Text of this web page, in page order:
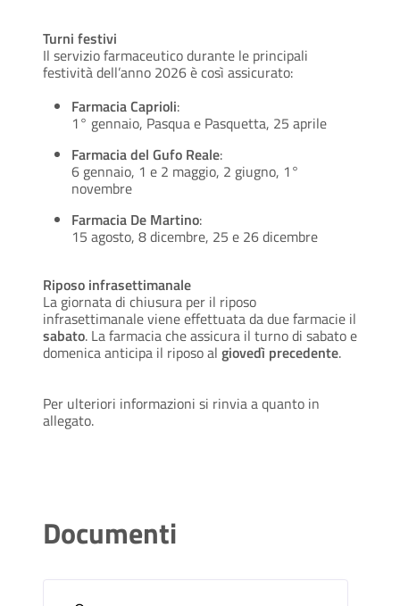
Turni festivi
Il servizio farmaceutico durante le principali
festività dell’anno 2026 è così assicurato:
Farmacia Caprioli:
1° gennaio, Pasqua e Pasquetta, 25 aprile
Farmacia del Gufo Reale:
6 gennaio, 1 e 2 maggio, 2 giugno, 1°
novembre
Farmacia De Martino:
15 agosto, 8 dicembre, 25 e 26 dicembre
Riposo infrasettimanale
La giornata di chiusura per il riposo
infrasettimanale viene effettuata da due farmacie il
sabato. La farmacia che assicura il turno di sabato e
domenica anticipa il riposo al giovedì precedente.
Per ulteriori informazioni si rinvia a quanto in
allegato.
Documenti